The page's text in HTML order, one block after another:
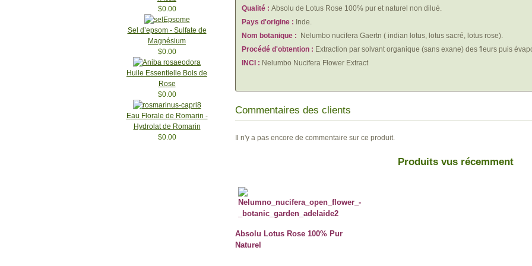
$0.00
Sel d’epsom - Sulfate de
Magnésium
$0.00
Huile Essentielle Bois de
Rose
$0.00
Eau Florale de Romarin -
Hydrolat de Romarin
$0.00
Qualité : Absolu de Lotus Rose 100% pur et naturel non dilué.
Pays d'origine : Inde.
Nom botanique : Nelumbo nucifera Gaertn ( indian lotus, lotus sacré, lotus rose).
Procédé d'obtention : Extraction par solvant organique (sans exane) des fleurs puis
INCI : Nelumbo Nucifera Flower Extract
Commentaires des clients
Il n'y a pas encore de commentaire sur ce produit.
Produits vus récemment
Absolu Lotus Rose 100% Pur
Naturel